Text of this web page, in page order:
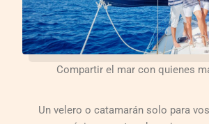
Compartir el mar con quienes
Un velero o catamarán solo para